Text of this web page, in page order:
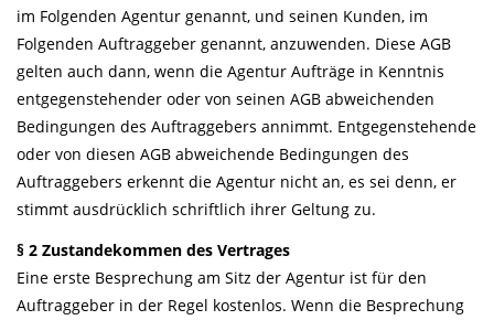
im Folgenden Agentur genannt, und seinen Kunden, im
Folgenden Auftraggeber genannt, anzuwenden. Diese AGB
gelten auch dann, wenn die Agentur Aufträge in Kenntnis
entgegenstehender oder von seinen AGB abweichenden
Bedingungen des Auftraggebers annimmt. Entgegenstehende
oder von diesen AGB abweichende Bedingungen des
Auftraggebers erkennt die Agentur nicht an, es sei denn, er
stimmt ausdrücklich schriftlich ihrer Geltung zu.
§ 2 Zustandekommen des Vertrages
Eine erste Besprechung am Sitz der Agentur ist für den
Auftraggeber in der Regel kostenlos. Wenn die Besprechung